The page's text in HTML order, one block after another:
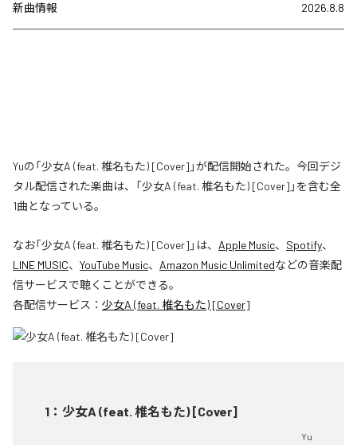
新曲情報 2026.8.8
Yuの「少女A (feat. 椎名もた) [Cover]」が配信開始された。今回デジ
タル配信された楽曲は、「少女A (feat. 椎名もた) [Cover]」を含む全
1曲となっている。
なお「少女A (feat. 椎名もた) [Cover] 」は、 Apple Music、 Spotify、
LINE MUSIC、 YouTube Music、 Amazon Music Unlimitedなどの音楽配
信サービスで聴くことができる。
各配信サービス： 少女A (feat. 椎名もた) [Cover]
1 ： 少女A (feat. 椎名もた) [Cover]
Yu